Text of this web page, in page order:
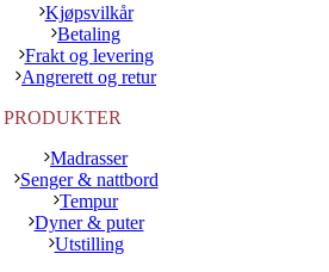
Kjøpsvilkår
Betaling
Frakt og levering
Angrerett og retur
PRODUKTER
Madrasser
Senger & nattbord
Tempur
Dyner & puter
Utstilling